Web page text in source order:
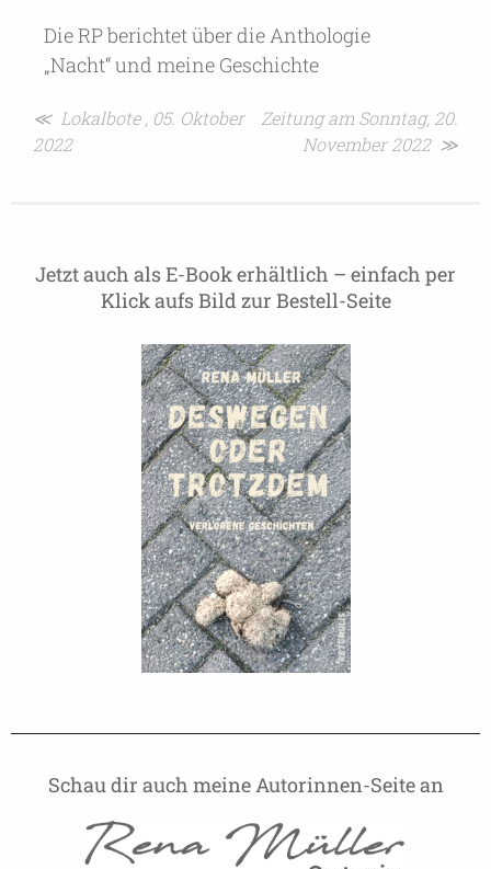
Die RP berichtet über die Anthologie
„Nacht“ und meine Geschichte
Beitragsnavigation
≪ Lokalbote , 05. Oktober
2022
Zeitung am Sonntag, 20.
November 2022 ≫
Jetzt auch als E-Book erhältlich – einfach per
Klick aufs Bild zur Bestell-Seite
Schau dir auch meine Autorinnen-Seite an